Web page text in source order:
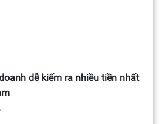
dễ kiếm ra nhiều tiền nhất